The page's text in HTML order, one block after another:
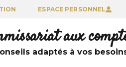
ESPACE PERSONNEL
aux
adaptés à vos